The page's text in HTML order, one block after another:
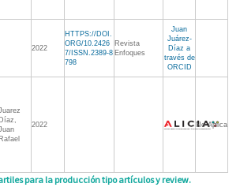
2022
HTTPS://DOI.
ORG/10.2426
7/ISSN.2389-8
798
Revista
Enfoques
Juan
Juárez-
Díaz a
través de
ORCID
Díaz,
Rafael
2022 No Aplica
para la producción tipo artículos y review.